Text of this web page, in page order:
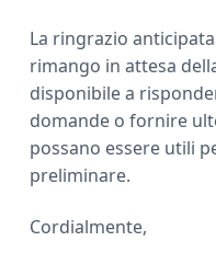
La ringrazio
rimango in attesa
disponibile a
domande o fornire
possano essere utili
preliminare.
Cordialmente,